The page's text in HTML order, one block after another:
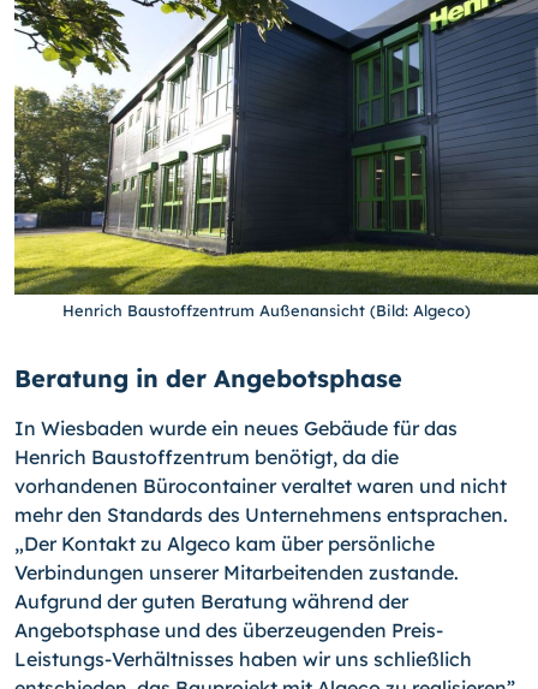
Henrich Baustoffzentrum Außenansicht (Bild: Algeco)
Beratung in der Angebotsphase
In Wiesbaden wurde ein neues Gebäude für das
Henrich Baustoffzentrum benötigt, da die
vorhandenen Bürocontainer veraltet waren und nicht
mehr den Standards des Unternehmens entsprachen.
„Der Kontakt zu Algeco kam über persönliche
Verbindungen unserer Mitarbeitenden zustande.
Aufgrund der guten Beratung während der
Angebotsphase und des überzeugenden Preis-
Leistungs-Verhältnisses haben wir uns schließlich